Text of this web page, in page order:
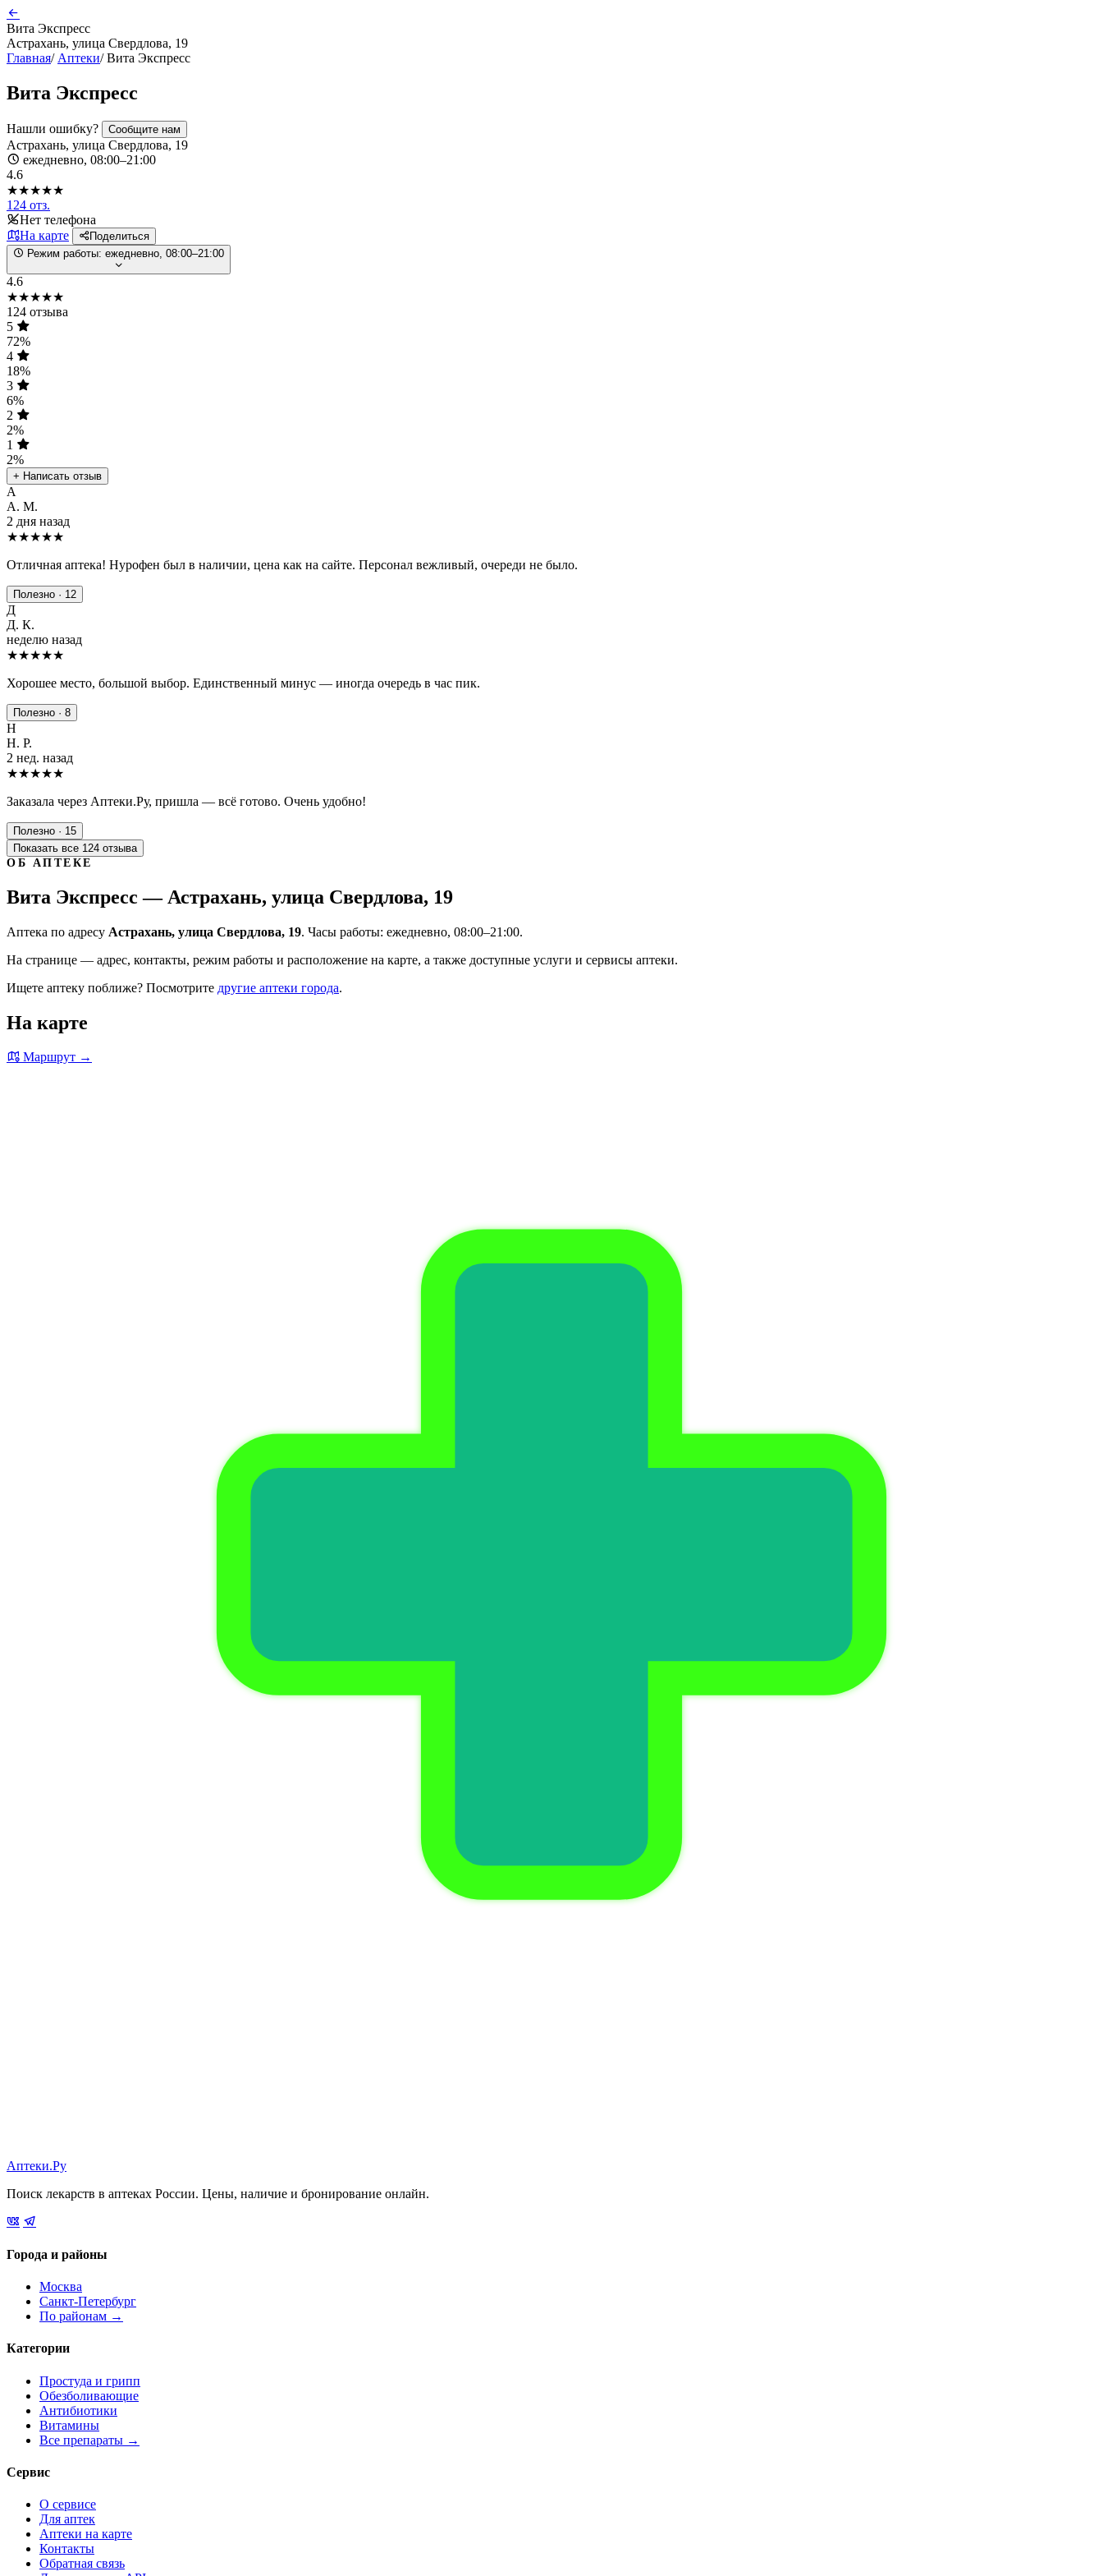
Вита Экспресс
Астрахань, улица Свердлова, 19
Главная/ Аптеки/ Вита Экспресс
Вита Экспресс
Нашли ошибку? Сообщите нам
Астрахань, улица Свердлова, 19
ежедневно, 08:00–21:00
4.6
★★★★★
124 отз.
Нет телефона
На карте
Поделиться
Режим работы: ежедневно, 08:00–21:00
4.6
★★★★★
124 отзыва
5
72%
4
18%
3
6%
2
2%
1
2%
+ Написать отзыв
А
А. М.
2 дня назад
★★★★★
Отличная аптека! Нурофен был в наличии, цена как на сайте. Персонал вежливый, очереди не было.
Полезно · 12
Д
Д. К.
неделю назад
★★★★★
Хорошее место, большой выбор. Единственный минус — иногда очередь в час пик.
Полезно · 8
Н
Н. Р.
2 нед. назад
★★★★★
Заказала через Аптеки.Ру, пришла — всё готово. Очень удобно!
Полезно · 15
Показать все 124 отзыва
ОБ АПТЕКЕ
Вита Экспресс — Астрахань, улица Свердлова, 19
Аптека по адресу Астрахань, улица Свердлова, 19. Часы работы: ежедневно, 08:00–21:00.
На странице — адрес, контакты, режим работы и расположение на карте, а также доступные услуги и сервисы аптеки.
Ищете аптеку поближе? Посмотрите другие аптеки города.
На карте
Маршрут →
Аптеки.Ру
Поиск лекарств в аптеках России. Цены, наличие и бронирование онлайн.
Города и районы
Москва
Санкт-Петербург
По районам →
Категории
Простуда и грипп
Обезболивающие
Антибиотики
Витамины
Все препараты →
Сервис
О сервисе
Для аптек
Аптеки на карте
Контакты
Обратная связь